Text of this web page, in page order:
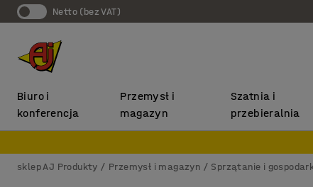
Netto (bez VAT)
Biuro i
konferencja
Przemysł i
magazyn
Szatnia i
przebieralnia
sklep AJ Produkty Przemysł i magazyn Sprzątanie i